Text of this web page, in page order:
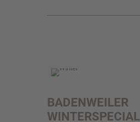
BADENWEILER
WINTERSPECIAL